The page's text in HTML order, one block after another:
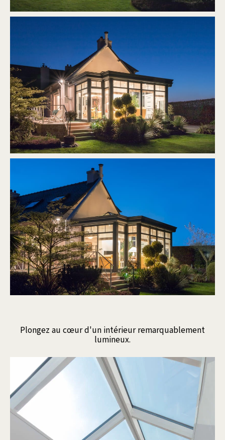
Plongez au cœur d'un intérieur remarquablement
lumineux.